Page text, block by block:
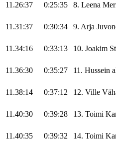
11.26:37 0:25:35 8. Leena
11.31:37 0:30:34 9. Arja
11.34:16 0:33:13 10. Joakim
11.36:30 0:35:27 11. Hussein
11.38:14 0:37:12 12. Ville
11.40:30 0:39:28 13. Toimi
11.40:35 0:39:32 14. Toimi